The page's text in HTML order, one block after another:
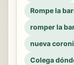
Rompe la
romper la
nueva
Colega